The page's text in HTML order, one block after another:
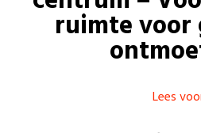
Word
Mis
Login
Login
Doe
ruimte voor
Lees